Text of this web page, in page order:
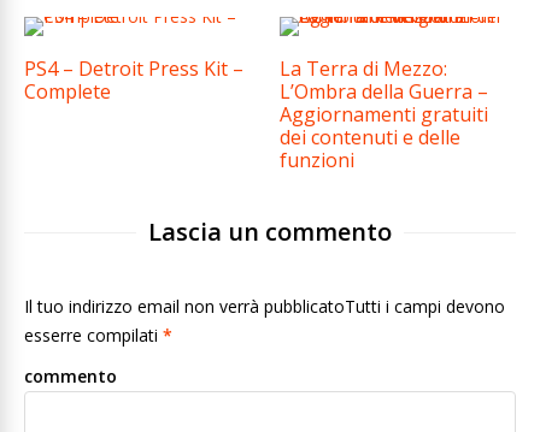
PS4 – Detroit Press Kit –
Complete
La Terra di Mezzo:
L’Ombra della Guerra –
Aggiornamenti gratuiti
dei contenuti e delle
funzioni
Lascia un commento
Il tuo indirizzo email non verrà pubblicatoTutti i campi devono
esserre compilati *
commento